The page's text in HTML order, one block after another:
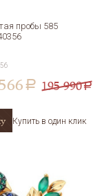
пробы 585
a 195 990a
Купить в один клик